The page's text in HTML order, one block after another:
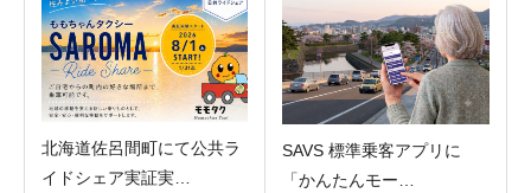
北海道佐呂間町にて公共ラ
イドシェア実証実…
SAVS 標準乗客アプリに
「かんたんモー…